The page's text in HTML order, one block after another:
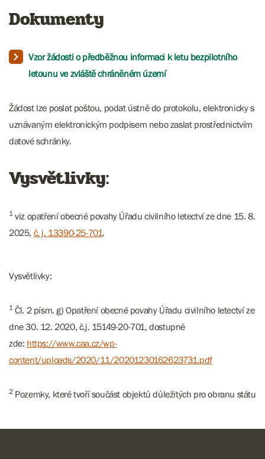
Dokumenty
Vzor žádosti o předběžnou informaci k letu bezpilotního
letounu ve zvláště chráněném území
Žádost lze poslat poštou, podat ústně do protokolu, elektronicky s
uznávaným elektronickým podpisem nebo zaslat prostřednictvím
datové schránky.
Vysvětlivky:
1 viz opatření obecné povahy Úřadu civilního letectví ze dne 15. 8.
2025, č. j. 13390-25-701.
Vysvětlivky:
1 Čl. 2 písm. g) Opatření obecné povahy Úřadu civilního letectví ze
dne 30. 12. 2020, č.j. 15149-20-701, dostupné
zde: https://www.caa.cz/wp-
content/uploads/2020/11/20201230162623731.pdf
2Pozemky, které tvoří součást objektů důležitých pro obranu státu